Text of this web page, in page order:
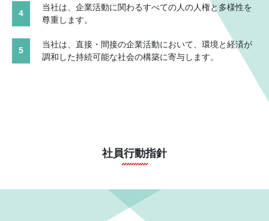
4
当社は、企業活動に関わるすべての人の人権と多様性を
尊重します。
5
当社は、直接・間接の企業活動において、環境と経済が
調和した持続可能な社会の構築に寄与します。
社員行動指針